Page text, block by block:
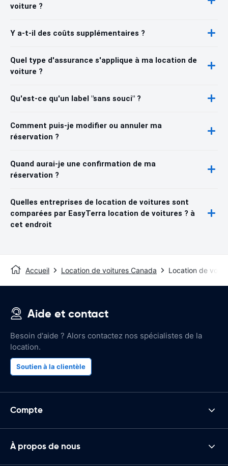
voiture ?
Y a-t-il des coûts supplémentaires ?
Quel type d'assurance s'applique à ma location de
voiture ?
Qu'est-ce qu'un label "sans souci" ?
Comment puis-je modifier ou annuler ma
réservation ?
Quand aurai-je une confirmation de ma
réservation ?
Quelles entreprises de location de voitures sont
comparées par EasyTerra location de voitures ? à
cet endroit
Accueil Location de voitures Canada Location de
Aide et contact
Besoin d'aide ? Alors contactez nos spécialistes de la
location.
Soutien à la clientèle
Compte
À propos de nous